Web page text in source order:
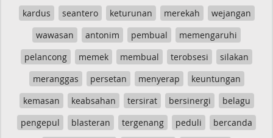
kardus
seantero keturunan merekah
wejangan
wawasan
antonim pembual
memengaruhi
pelancong
memek membual terobsesi
silakan
meranggas
persetan menyerap
keuntungan
kemasan
keabsahan tersirat bersinergi
belagu
pengepul
blasteran tergenang peduli
bercanda